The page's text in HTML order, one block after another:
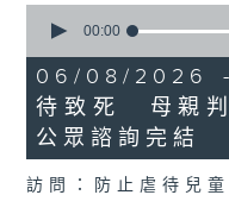
seconds
14
minutes,
11
seconds
00:00
06/08/2026 -
待致死 母親判
公眾諮詢完結
訪問：防止虐待兒